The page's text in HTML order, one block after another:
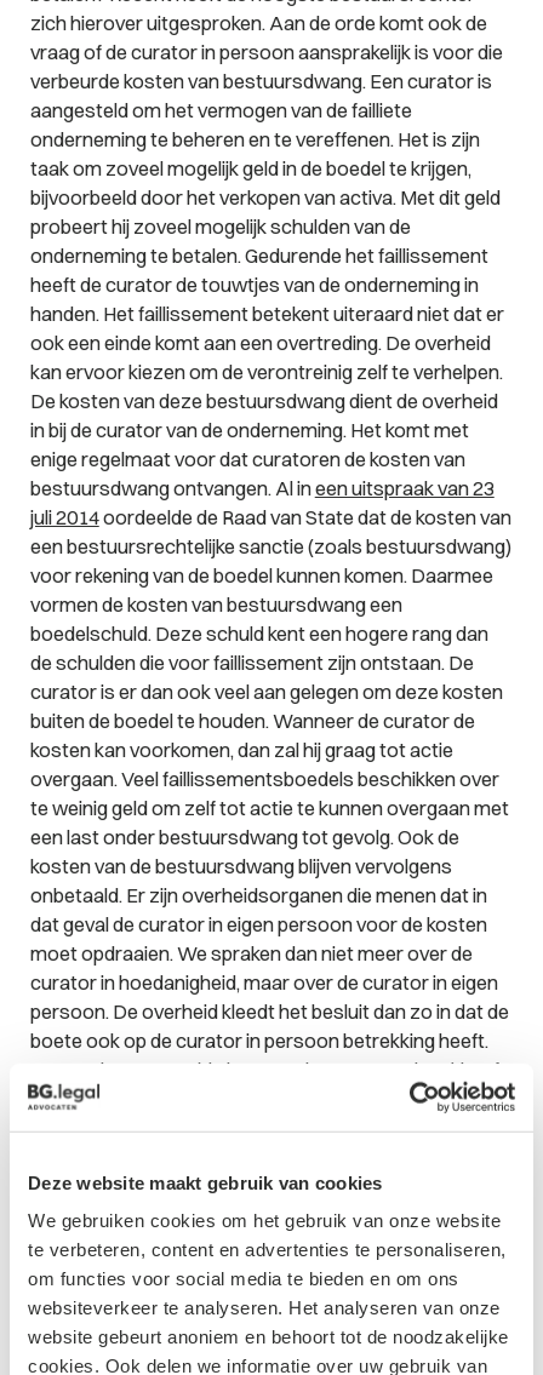
Deze website maakt gebruik van cookies
We gebruiken cookies om het gebruik van onze website
te verbeteren, content en advertenties te personaliseren,
om functies voor social media te bieden en om ons
websiteverkeer te analyseren. Het analyseren van onze
website gebeurt anoniem en behoort tot de noodzakelijke
cookies. Ook delen we informatie over uw gebruik van
zich hierover uitgesproken. Aan de orde komt ook de
vraag of de curator in persoon aansprakelijk is voor die
verbeurde kosten van bestuursdwang. Een curator is
aangesteld om het vermogen van de failliete
onderneming te beheren en te vereffenen. Het is zijn
taak om zoveel mogelijk geld in de boedel te krijgen,
bijvoorbeeld door het verkopen van activa. Met dit geld
probeert hij zoveel mogelijk schulden van de
onderneming te betalen. Gedurende het faillissement
heeft de curator de touwtjes van de onderneming in
handen. Het faillissement betekent uiteraard niet dat er
ook een einde komt aan een overtreding. De overheid
kan ervoor kiezen om de verontreinig zelf te verhelpen.
De kosten van deze bestuursdwang dient de overheid
in bij de curator van de onderneming. Het komt met
enige regelmaat voor dat curatoren de kosten van
bestuursdwang ontvangen. Al ineen uitspraak van 23
juli 2014oordeelde de Raad van State dat de kosten van
een bestuursrechtelijke sanctie (zoals bestuursdwang)
voor rekening van de boedel kunnen komen. Daarmee
vormen de kosten van bestuursdwang een
boedelschuld. Deze schuld kent een hogere rang dan
de schulden die voor faillissement zijn ontstaan. De
curator is er dan ook veel aan gelegen om deze kosten
buiten de boedel te houden. Wanneer de curator de
kosten kan voorkomen, dan zal hij graag tot actie
overgaan. Veel faillissementsboedels beschikken over
te weinig geld om zelf tot actie te kunnen overgaan met
een last onder bestuursdwang tot gevolg. Ook de
kosten van de bestuursdwang blijven vervolgens
onbetaald. Er zijn overheidsorganen die menen dat in
dat geval de curator in eigen persoon voor de kosten
moet opdraaien. We spraken dan niet meer over de
curator in hoedanigheid, maar over de curator in eigen
persoon. De overheid kleedt het besluit dan zo in dat de
boete ook op de curator in persoon betrekking heeft.
De Raad van State (de hoogste bestuursrechter) heeft
ineen uitspraak van 26 februari 2020
geoordeeld dat de
curator in persoon niet gehouden is de kosten te
hoedanigheid verantwoordelijk is voor de onderneming.
Dat betekent dat de curator in hoedanigheid ook een
overtreder van de wet (artikel 5:1 Awb) kan zijn. De
boedel zal dan de kosten van bestuursdwang moeten
betalen. De curator in persoon is echter geen
overtreder, omdat de curator in eigen persoon de
boedel (van de onderneming) niet vertegenwoordigt.